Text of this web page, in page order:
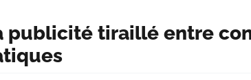
publicité tiraillé entre